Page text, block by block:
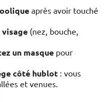
après avoir touché
(nez, bouche,
un masque pour
côté hublot : vous
et venues.